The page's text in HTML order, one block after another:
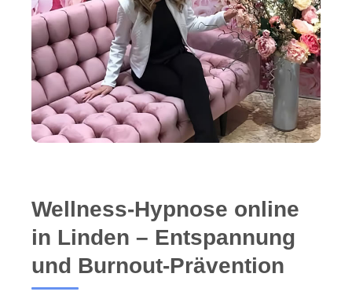
Wellness-Hypnose online
in Linden – Entspannung
und Burnout-Prävention